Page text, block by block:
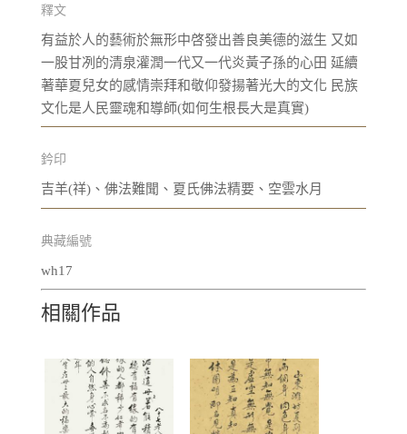
釋文
有益於人的藝術於無形中啓發出善良美德的滋生 又如
一股甘冽的清泉灌潤一代又一代炎黃子孫的心田 延續
著華夏兒女的感情崇拜和敬仰發揚著光大的文化 民族
文化是人民靈魂和導師(如何生根長大是真實)
鈐印
吉羊(祥)、佛法難聞、夏氏佛法精要、空雲水月
典藏編號
wh17
相關作品